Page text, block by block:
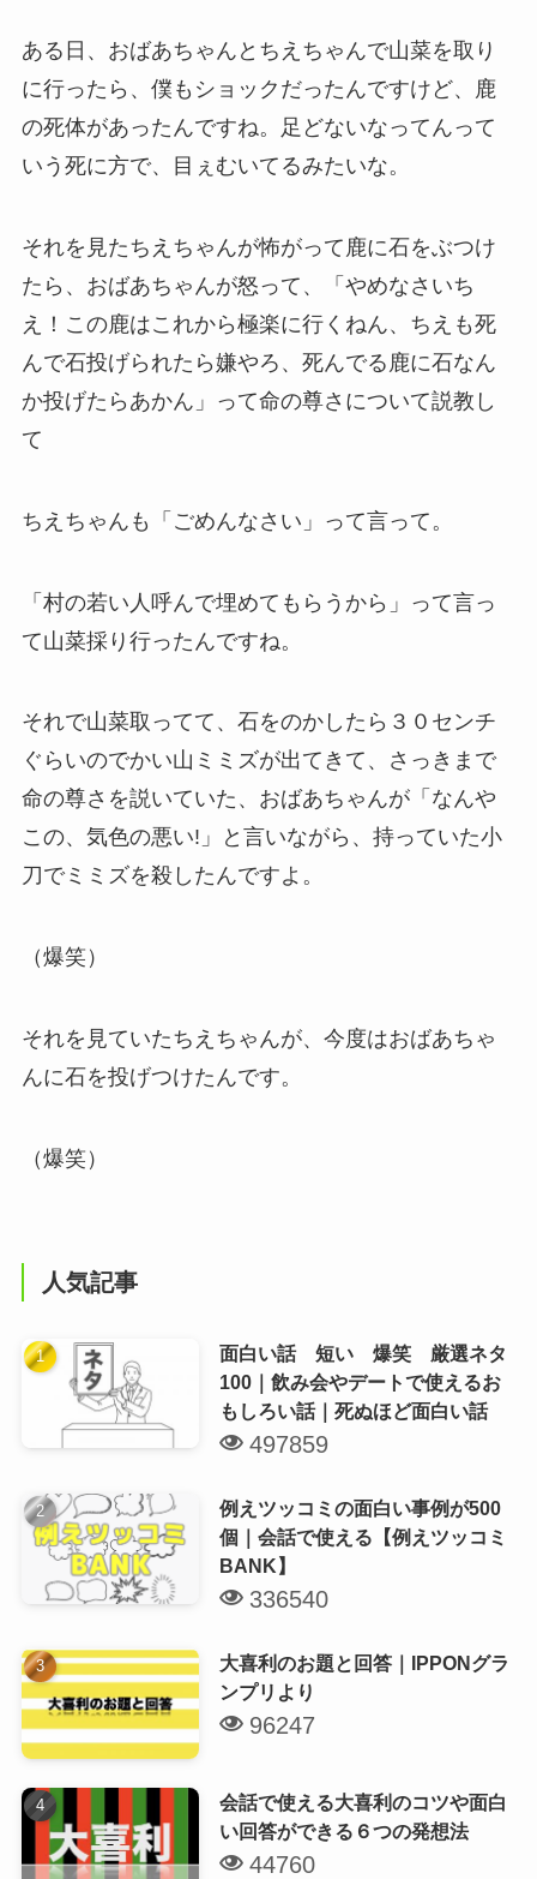
ある日、おばあちゃんとちえちゃんで山菜を取り
に行ったら、僕もショックだったんですけど、鹿
の死体があったんですね。足どないなってんって
いう死に方で、目ぇむいてるみたいな。
それを見たちえちゃんが怖がって鹿に石をぶつけ
たら、おばあちゃんが怒って、「やめなさいち
え！この鹿はこれから極楽に行くねん、ちえも死
んで石投げられたら嫌やろ、死んでる鹿に石なん
か投げたらあかん」って命の尊さについて説教し
て
ちえちゃんも「ごめんなさい」って言って。
「村の若い人呼んで埋めてもらうから」って言っ
て山菜採り行ったんですね。
それで山菜取ってて、石をのかしたら３０センチ
ぐらいのでかい山ミミズが出てきて、さっきまで
命の尊さを説いていた、おばあちゃんが「なんや
この、気色の悪い!」と言いながら、持っていた小
刀でミミズを殺したんですよ。
（爆笑）
それを見ていたちえちゃんが、今度はおばあちゃ
んに石を投げつけたんです。
（爆笑）
人気記事
面白い話 短い 爆笑 厳選ネタ
100｜飲み会やデートで使えるお
もしろい話｜死ぬほど面白い話
497859
例えツッコミの面白い事例が500
個｜会話で使える【例えツッコミ
BANK】
336540
大喜利のお題と回答｜IPPONグラ
ンプリより
96247
会話で使える大喜利のコツや面白
い回答ができる６つの発想法
44760